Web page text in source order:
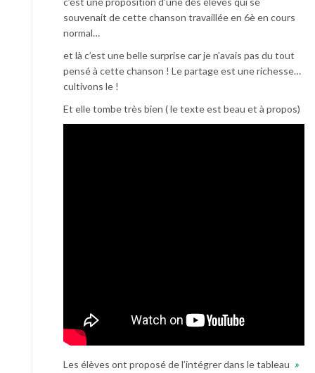
souvenait de cette chanson travaillée en 6è en cours
normal…
et là c’est une belle surprise car je n’avais pas du tout
pensé à cette chanson ! Le partage est une richesse…
cultivons le !
Et elle tombe très bien ( le texte est beau et à propos)
Les élèves ont proposé de l’intégrer dans le tableau »